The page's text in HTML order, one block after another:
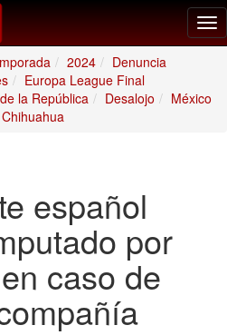
2024
Denuncia
Europa League Final
la República
Desalojo
México
Chihuahua
español
por
caso de